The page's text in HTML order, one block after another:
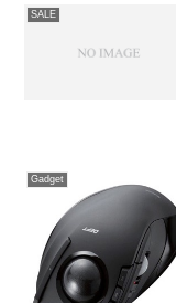
SALE
Gadget